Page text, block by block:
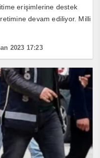
erişimlerine destek
devam ediliyor. Milli
2023 17:23